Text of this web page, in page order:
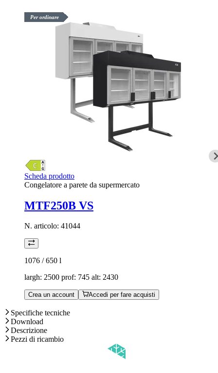
Per ordinare
Scheda prodotto
Congelatore a parete da supermercato
MTF250B VS
N. articolo: 41044
1076 / 650 l
largh: 2500 prof: 745 alt: 2430
Crea un account Accedi per fare acquisti
Specifiche tecniche
Download
Descrizione
Pezzi di ricambio